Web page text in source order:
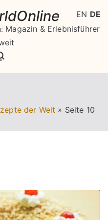
Magazin & Erlebnisführer
der Welt » Seite 10
EN DE